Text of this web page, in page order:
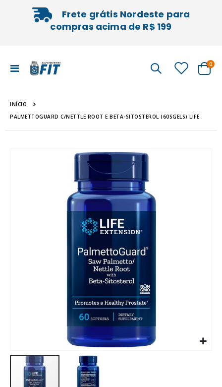
Frete grátis Nordeste para
compras acima de R$ 199
Alternar
Cart
0
INÍCIO
PALMETTOGUARD C/NETTLE ROOT E BETA-SITOSTEROL (60SGELS) LIFE